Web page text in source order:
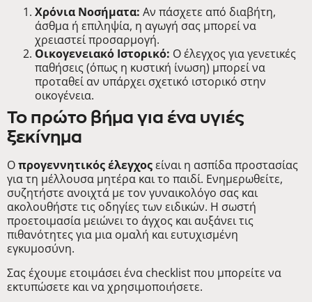
Χρόνια Νοσήματα: Αν πάσχετε από διαβήτη,
άσθμα ή επιληψία, η αγωγή σας μπορεί να
χρειαστεί προσαρμογή.
Οικογενειακό Ιστορικό: Ο έλεγχος για γενετικές
παθήσεις (όπως η κυστική ίνωση) μπορεί να
προταθεί αν υπάρχει σχετικό ιστορικό στην
οικογένεια.
Το πρώτο βήμα για ένα υγιές
ξεκίνημα
Οπρογεννητικός έλεγχοςείναι η ασπίδα προστασίας
για τη μέλλουσα μητέρα και το παιδί. Ενημερωθείτε,
συζητήστε ανοιχτά με τον γυναικολόγο σας και
ακολουθήστε τις οδηγίες των ειδικών. Η σωστή
προετοιμασία μειώνει το άγχος και αυξάνει τις
πιθανότητες για μια ομαλή και ευτυχισμένη
εγκυμοσύνη.
Σας έχουμε ετοιμάσει ένα checklist που μπορείτε να
εκτυπώσετε και να χρησιμοποιήσετε.